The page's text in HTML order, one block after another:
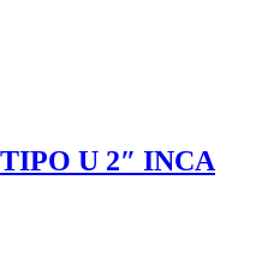
U 2″ INCA